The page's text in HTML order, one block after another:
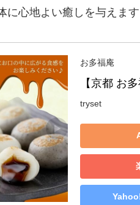
に心地よい癒しを与えます
お多福庵
【京都 お
tryset